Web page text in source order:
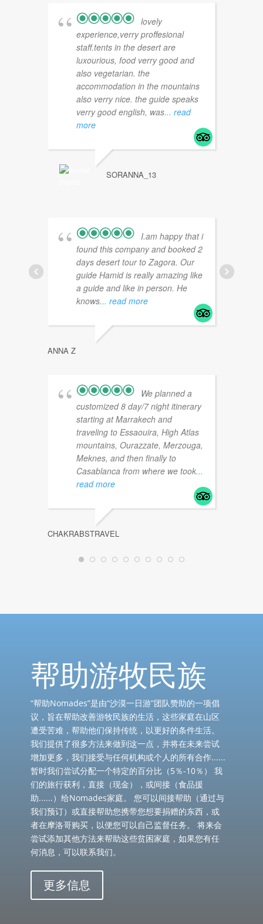
lovely
experience,verry proffesional
staff.tents in the desert are
luxourious, food verry good and
also vegetarian. the
accommodation in the mountains
also verry nice. the guide speaks
verry good english, was... read
more
SORANNA_13
I.am happy that i
found this company and booked 2
days desert tour to Zagora. Our
guide Hamid is really amazing like
a guide and like in person. He
knows... read more
ANNA Z
We planned a
customized 8 day/7 night itinerary
starting at Marrakech and
traveling to Essaouira, High Atlas
mountains, Ourazzate, Merzouga,
Meknes, and then finally to
Casablanca from where we took...
read more
CHAKRABSTRAVEL
帮助游牧民族
“帮助Nomades”是由“沙漠一日游”团队赞助的一项倡
议，旨在帮助改善游牧民族的生活，这些家庭在山区
遭受苦难，帮助他们保持传统，以更好的条件生活。
我们提供了很多方法来做到这一点，并将在未来尝试
增加更多，我们接受与任何机构或个人的所有合作......
暂时我们尝试分配一个特定的百分比（5％-10％） 我
们的旅行获利，直接（现金），或间接（食品援
助......）给Nomades家庭。 您可以间接帮助（通过与
我们预订）或直接帮助您携带您想要捐赠的东西，或
者在摩洛哥购买，以便您可以自己监督任务。 将来会
尝试添加其他方法来帮助这些贫困家庭，如果您有任
何消息，可以联系我们。
更多信息